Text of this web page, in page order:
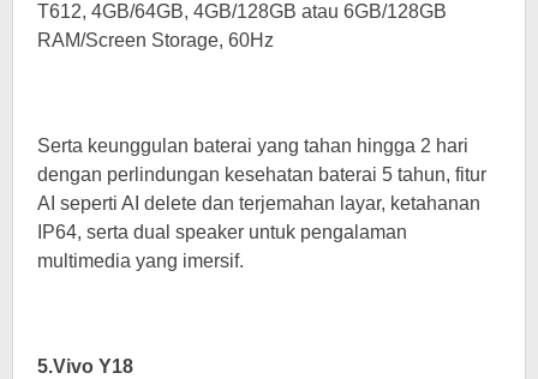
T612, 4GB/64GB, 4GB/128GB atau 6GB/128GB
RAM/Screen Storage, 60Hz
Serta keunggulan baterai yang tahan hingga 2 hari
dengan perlindungan kesehatan baterai 5 tahun, fitur
AI seperti AI delete dan terjemahan layar, ketahanan
IP64, serta dual speaker untuk pengalaman
multimedia yang imersif.
5.Vivo Y18